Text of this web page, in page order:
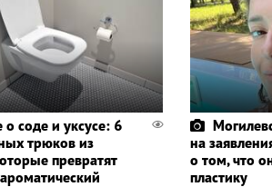
о соде и уксусе: 6
трюков из
превратят
на
о том, что
пластику